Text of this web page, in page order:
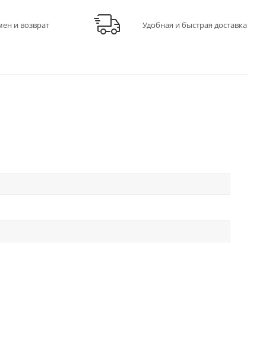
и возврат Удобная и быстрая доставка